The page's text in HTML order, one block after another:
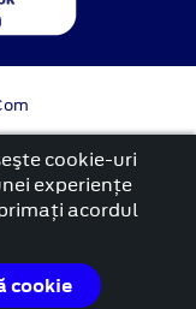
cookie-uri
experiențe
acordul
cookie